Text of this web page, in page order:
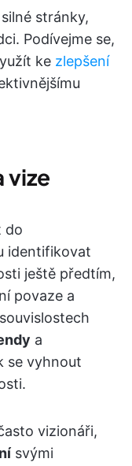
stránky,
Podívejme se,
ke zlepšení
vize
do
identifikovat
ještě předtím,
povaze a
a
se vyhnout
vizionáři,
svými